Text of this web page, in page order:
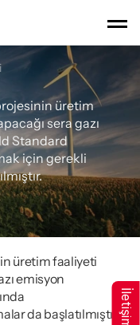
Santrali
üretim
sera gazı
Standard
için gerekli
üretim faaliyeti
emisyon
da başlatılmıştır.